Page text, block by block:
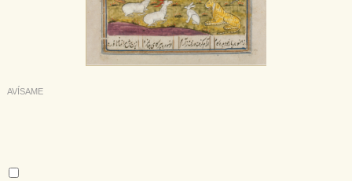
AVÍSAME